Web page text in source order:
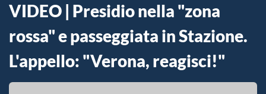
VIDEO | Presidio nella "zona
rossa" e passeggiata in Stazione.
L'appello: "Verona, reagisci!"